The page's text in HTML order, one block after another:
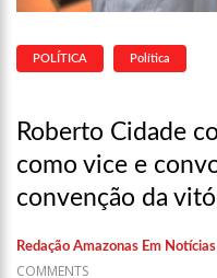
POLÍTICA Política
Roberto Cidade
como vice e
convenção da
Redação Amazonas Em Notícias
COMMENTS